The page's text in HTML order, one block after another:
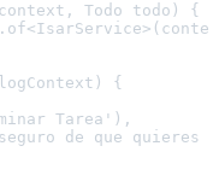
Todo todo) {
{
Tarea'),
de que quieres